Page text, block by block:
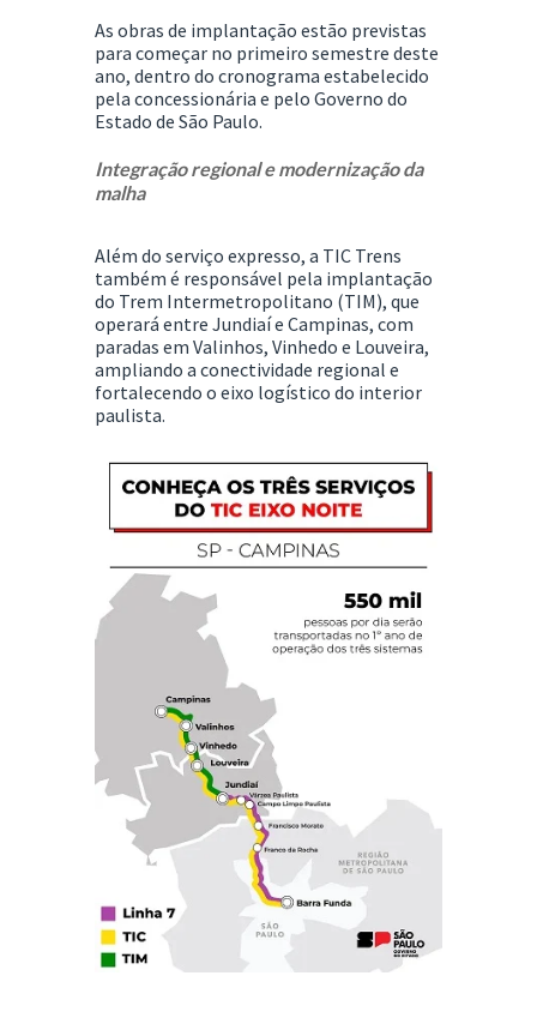
As obras de implantação estão previstas
para começar no primeiro semestre deste
ano, dentro do cronograma estabelecido
pela concessionária e pelo Governo do
Estado de São Paulo.
Integração regional e modernização da
malha
Além do serviço expresso, a TIC Trens
também é responsável pela implantação
do Trem Intermetropolitano (TIM), que
operará entre Jundiaí e Campinas, com
paradas em Valinhos, Vinhedo e Louveira,
ampliando a conectividade regional e
fortalecendo o eixo logístico do interior
paulista.